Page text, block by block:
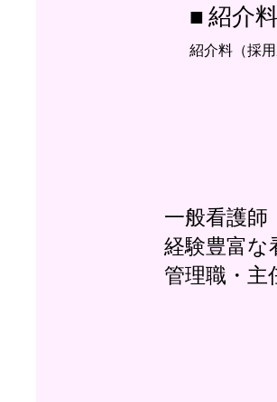
■ 紹介
紹介料（採
一般看
経験豊
管理職